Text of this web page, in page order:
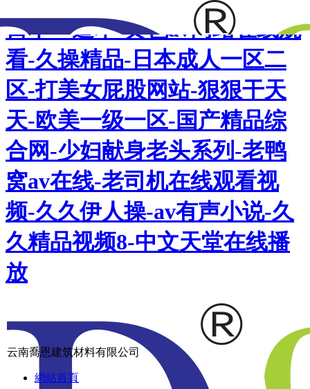
日本一道本-黄色av网站在线观
看-久操精品-日本成人一区二
区-打美女屁股网站-狠狠干天
天-欧美一级一区-国产精品综
合网-少妇献身老头系列-老鸭
窝av在线-老司机在线观看视
频-久久伊人操-av有声小说-久
久精品视频8-中文天堂在线播
放
云南喬恩建筑材料有限公司
網站首頁
產品中心
工程案例
工程案例
行業資訊